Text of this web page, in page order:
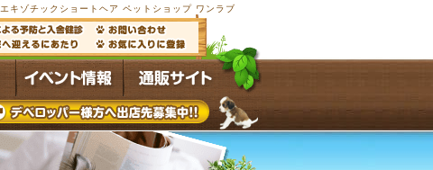
エキゾチックショートヘア ペットショップ ワンラブ